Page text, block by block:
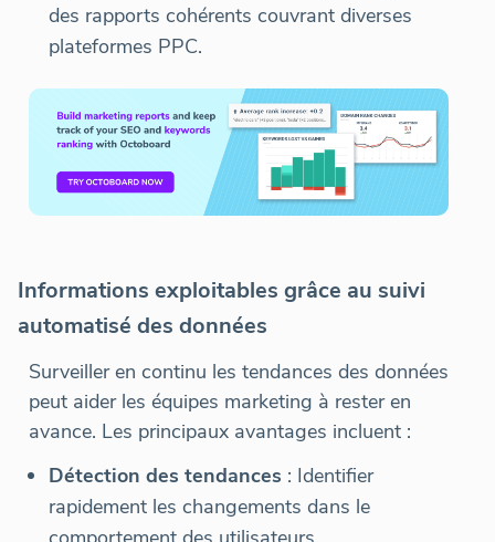
des rapports cohérents couvrant diverses
plateformes PPC.
Informations exploitables grâce au suivi
automatisé des données
Surveiller en continu les tendances des données
peut aider les équipes marketing à rester en
avance. Les principaux avantages incluent :
Détection des tendances : Identifier
rapidement les changements dans le